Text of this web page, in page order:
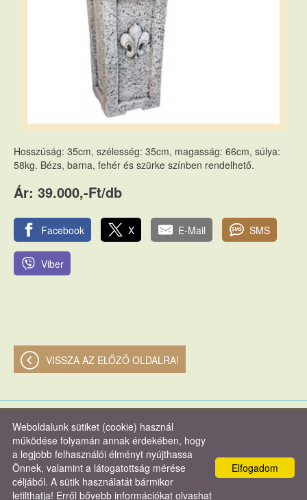
Hosszúság: 35cm, szélesség: 35cm, magasság: 66cm, súlya:
58kg. Bézs, barna, fehér és szürke színben rendelhető.
Ár: 39.000,-Ft/db
Facebook X E-Mail SMS
Viber
VISSZA AZ ELŐZŐ OLDALRA!
© 2026 - Verasztó és Társa Kft.
Oldal információklAdatkezelési tájékoztató lImpresszum
Elfogadom
Weboldalunk sütiket (cookie) használ
működése folyamán annak érdekében, hogy
a legjobb felhasználói élményt nyújthassa
Önnek, valamint a látogatottság mérése
céljából. A sütik használatát bármikor
letilthatja! Erről bővebb információkat olvashat